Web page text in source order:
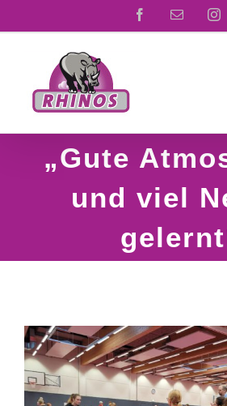
Inhalt
Facebook
E-
„Gute
und viel
Zeige
grösseres
Bild